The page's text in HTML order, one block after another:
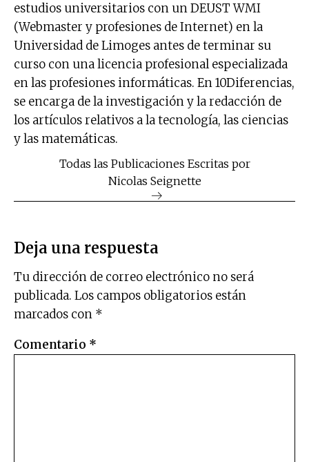
estudios universitarios con un DEUST WMI
(Webmaster y profesiones de Internet) en la
Universidad de Limoges antes de terminar su
curso con una licencia profesional especializada
en las profesiones informáticas. En 10Diferencias,
se encarga de la investigación y la redacción de
los artículos relativos a la tecnología, las ciencias
y las matemáticas.
Todas las Publicaciones Escritas por
Nicolas Seignette
Deja una respuesta
Tu dirección de correo electrónico no será
publicada. Los campos obligatorios están
marcados con *
Comentario *